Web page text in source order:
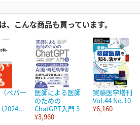
、こんな商品も買っています。
ペパー
2024...
医師による医師
のための
ChatGPT入門 3
¥3,960
実験医学増刊
Vol.44 No.10
¥6,160